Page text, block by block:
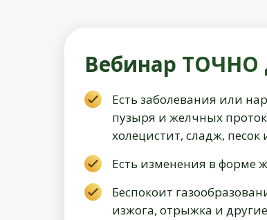
Вебинар ТОЧНО
Есть изменения в форме
Беспокоит
изжога, отрыжка и
Есть заболевания или
пузыря и желчных
холецистит, сладж,